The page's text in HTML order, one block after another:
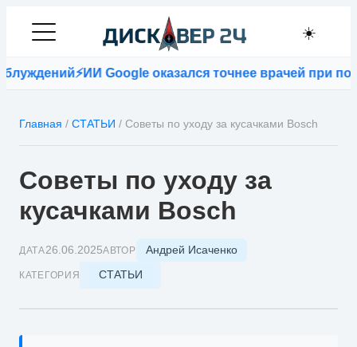
☀️
⚡ИИ Google оказался точнее врачей при
Главная / СТАТЬИ / Советы по уходу за кусачками Bosch
Советы по уходу за
кусачками Bosch
ДАТА26.06.2025АВТОР Андрей Исаченко
КАТЕГОРИЯ СТАТЬИ